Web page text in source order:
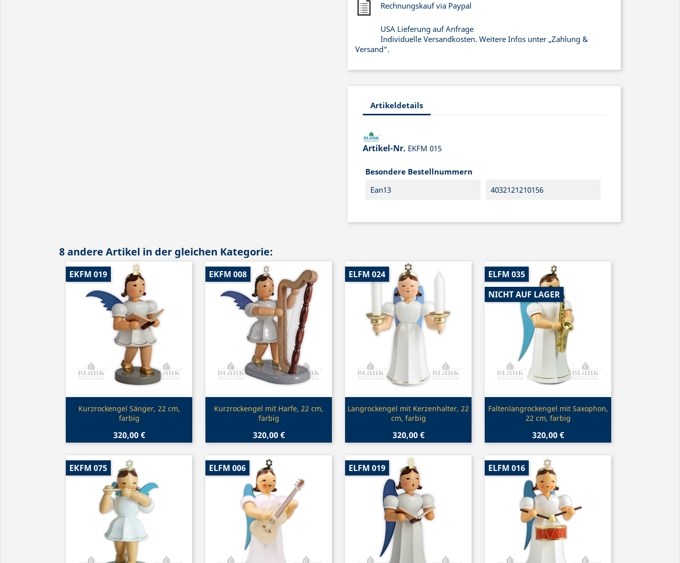
Rechnungskauf via Paypal
USA Lieferung auf Anfrage
Individuelle Versandkosten. Weitere Infos unter „Zahlung &
Versand“.
Artikeldetails
Artikel-Nr. EKFM 015
Besondere Bestellnummern
Ean13
4032121210156
8 andere Artikel in der gleichen Kategorie:
Vorschau
Kurzrockengel Sänger, 22 cm,
farbig
320,00 €
EKFM 019
Vorschau
Kurzrockengel mit Harfe, 22 cm,
farbig
320,00 €
EKFM 008
Vorschau
Langrockengel mit Kerzenhalter, 22
cm, farbig
320,00 €
ELFM 024
Vorschau
Faltenlangrockengel mit Saxophon,
22 cm, farbig
320,00 €
ELFM 035
NICHT AUF LAGER
EKFM 075 ELFM 006 ELFM 019 ELFM 016